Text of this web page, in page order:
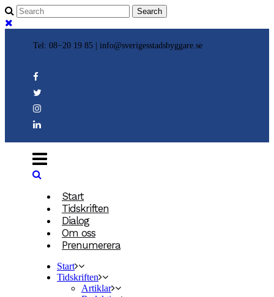
Tel: 08−20 19 85 | info@sverigesstadsbyggare.se
Start
Tidskriften
Dialog
Om oss
Prenumerera
Start
Tidskriften
Artiklar